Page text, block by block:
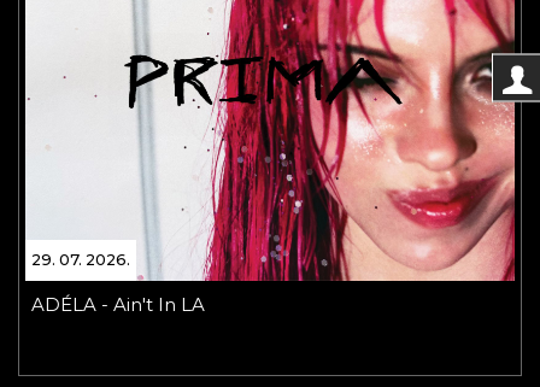
29. 07. 2026.
ADÉLA - Ain't In LA